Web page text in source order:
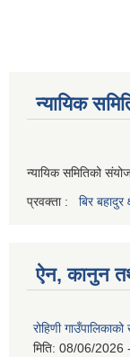
न्यायिक
न्यायिक समितिको
प्रवक्ता : बिर बहादुर
ऐन, कानुन
रोहिणी
मिति: 08/06/2026